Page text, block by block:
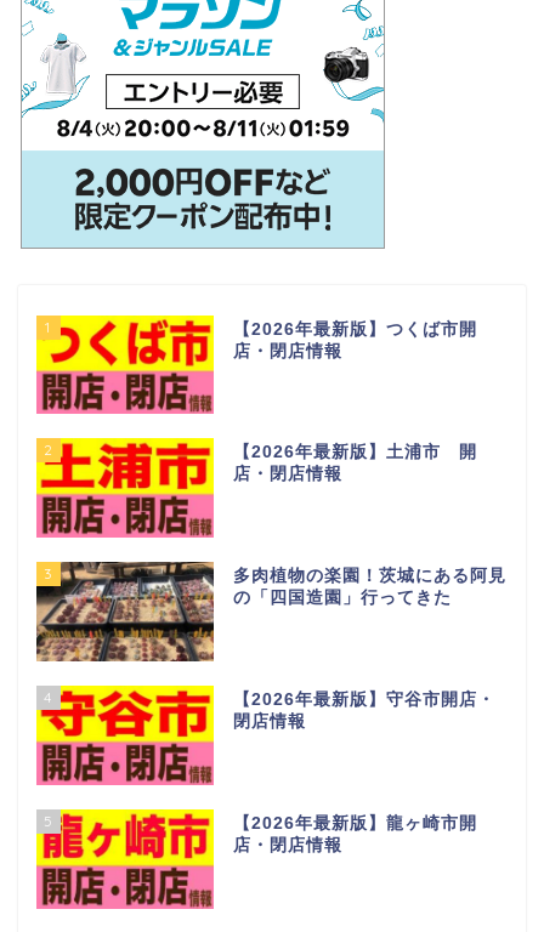
1
【2026年最新版】つくば市開
店・閉店情報
2
【2026年最新版】土浦市 開
店・閉店情報
3
多肉植物の楽園！茨城にある阿見
の「四国造園」行ってきた
4
【2026年最新版】守谷市開店・
閉店情報
5
【2026年最新版】龍ヶ崎市開
店・閉店情報